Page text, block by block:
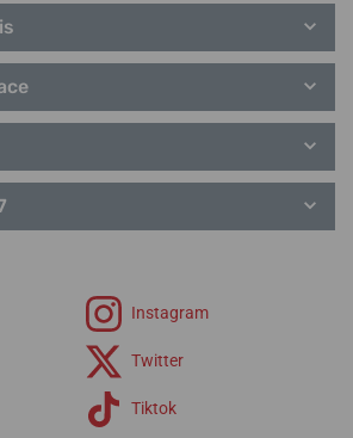
Instagram
Twitter
Tiktok